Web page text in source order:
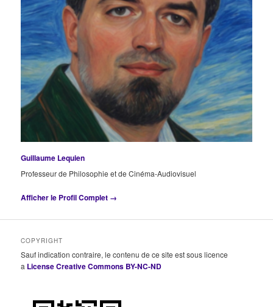
Guillaume Lequien
Professeur de Philosophie et de Cinéma-Audiovisuel
Afficher le Profil Complet →
COPYRIGHT
Sauf indication contraire, le contenu de ce site est sous licence
a License Creative Commons BY-NC-ND